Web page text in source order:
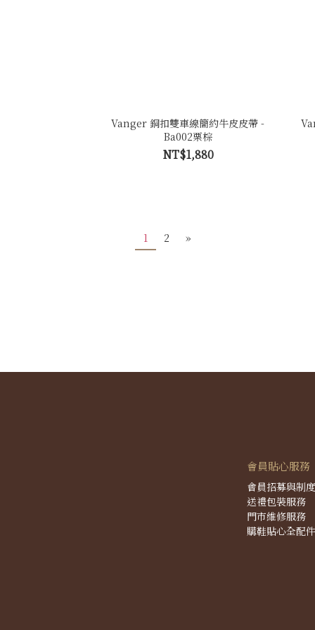
Vanger 銅扣雙車線簡約牛皮皮帶 -
Ba002栗棕
NT$1,880
1 2 »
會員貼心服務
會員招募與制
送禮包裝服務
門市維修服務
購鞋貼心全配件